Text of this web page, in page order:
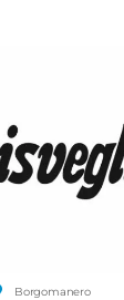
Borgomanero